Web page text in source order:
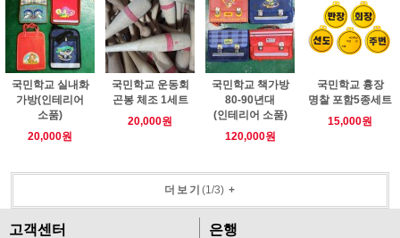
국민학교 실내화
가방(인테리어
소품)
20,000원
국민학교 운동회
곤봉 체조 1세트
20,000원
국민학교 책가방
80-90년대
(인테리어 소품)
120,000원
국민학교 흉장
명찰 포함5종세트
15,000원
더보기 (1/3)+
고객센터 은행